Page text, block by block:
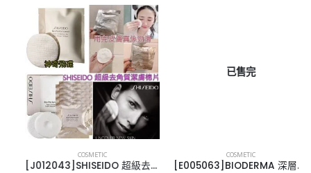
COSMETIC
[J012043]SHISEIDO 超級去角質潔膚棉片(一盒8塊)
已售完
COSMETIC
[E005063]BIODERMA 深層卸妝潔膚水500ML